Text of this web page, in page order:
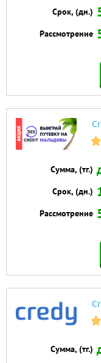
Срок, (дн.)
Рассмотрение
Сумма, (тг.)
Срок, (дн.)
Рассмотрение
Сумма, (тг.)